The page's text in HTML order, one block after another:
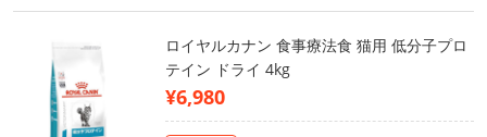
ロイヤルカナン 食事療法食 猫用 低分子プロ
テイン ドライ 4kg
¥6,980